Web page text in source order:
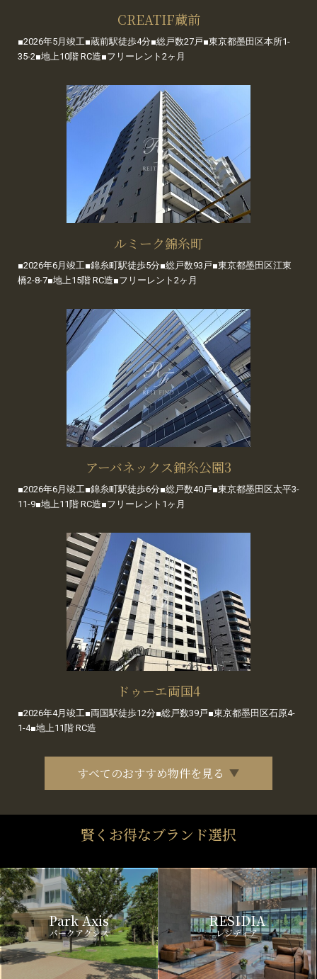
CREATIF蔵前
■2026年5月竣工■蔵前駅徒歩4分■総戸数27戸■東京都墨田区本所1-
35-2■地上10階 RC造■フリーレント2ヶ月
ルミーク錦糸町
■2026年6月竣工■錦糸町駅徒歩5分■総戸数93戸■東京都墨田区江東
橋2-8-7■地上15階 RC造■フリーレント2ヶ月
アーバネックス錦糸公園3
■2026年6月竣工■錦糸町駅徒歩6分■総戸数40戸■東京都墨田区太平3-
11-9■地上11階 RC造■フリーレント1ヶ月
ドゥーエ両国4
■2026年4月竣工■両国駅徒歩12分■総戸数39戸■東京都墨田区石原4-
1-4■地上11階 RC造
すべてのおすすめ物件を見る
賢くお得なブランド選択
Park Axis
パークアクシス
RESIDIA
レジディア